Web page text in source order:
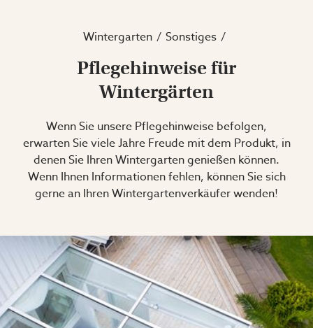
Wintergarten Sonstiges
Pflegehinweise für
Wintergärten
Wenn Sie unsere Pflegehinweise befolgen,
erwarten Sie viele Jahre Freude mit dem Produkt, in
denen Sie Ihren Wintergarten genießen können.
Wenn Ihnen Informationen fehlen, können Sie sich
gerne an Ihren Wintergartenverkäufer wenden!